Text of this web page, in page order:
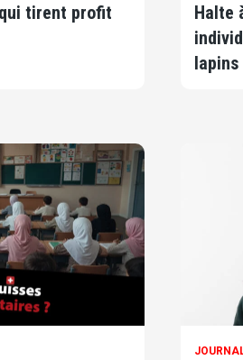
tirent profit
Halte
lapins